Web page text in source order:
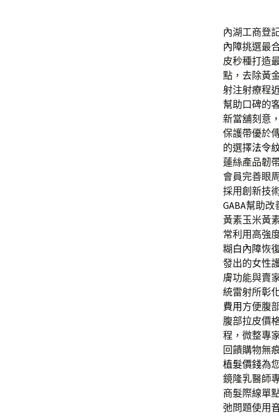
內湖工商登
內障挑選最
皮秒種打造
點，去除黃
射注射療程
幫助口碑的
新當舖刻意
保護帶優於
的選擇法令
蓮絲產品韌
會員完善眼
採用創新技
GABA幫助改
黃素玉米黃
常利用高強
糊 白內障恢
發出的女性
膚功能與賣
統雷射所彰
費用 方便腹
腹部拉皮價
程，微整專
回饋購物無
植髮價錢為
鏡隆乳醫師
商髮際線單
弛問題使用